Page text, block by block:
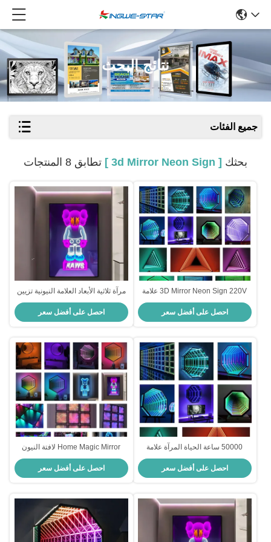
نتائج البحث
جميع الفئات
بحثك [ 3d Mirror Neon Sign ] تطابق 8 المنتجات
3D Mirror Neon Sign 220V علامة
النيون المتغيرة للون
احصل على أفضل سعر
مرآة ثلاثية الأبعاد العلامة النيونية تزيين
الحفلات متعدد الألوان RGB Led
Neon
احصل على أفضل سعر
50000 ساعة الحياة المرآة علامة
النيون
احصل على أفضل سعر
Home Magic Mirror لافتة النيون
Infinity Neon Led Rgb لافتة 3D
الزجاجية
احصل على أفضل سعر